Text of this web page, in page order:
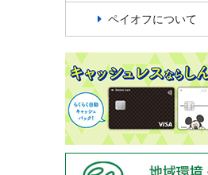
ペイオフについて